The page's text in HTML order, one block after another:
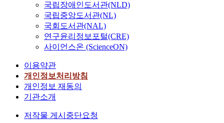
국립장애인도서관(NLD)
국립중앙도서관(NL)
국회도서관(NAL)
연구윤리정보포털(CRE)
사이언스온 (ScienceON)
이용약관
개인정보처리방침
개인정보 재동의
기관소개
저작물 게시중단요청